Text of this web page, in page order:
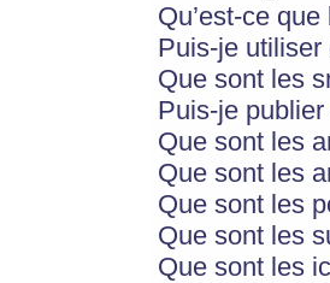
Qu’est-ce
Puis-je utiliser
Que sont les
Puis-je
Que sont les
Que sont les
Que sont les
Que sont les
Que sont les